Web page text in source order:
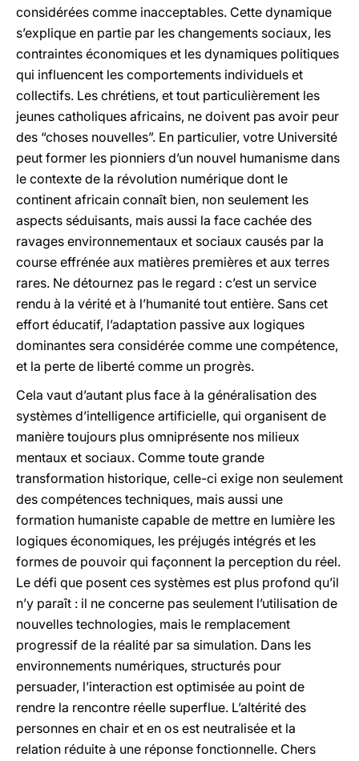
considérées comme inacceptables. Cette dynamique
s’explique en partie par les changements sociaux, les
contraintes économiques et les dynamiques politiques
qui influencent les comportements individuels et
collectifs. Les chrétiens, et tout particulièrement les
jeunes catholiques africains, ne doivent pas avoir peur
des “choses nouvelles”. En particulier, votre Université
peut former les pionniers d’un nouvel humanisme dans
le contexte de la révolution numérique dont le
continent africain connaît bien, non seulement les
aspects séduisants, mais aussi la face cachée des
ravages environnementaux et sociaux causés par la
course effrénée aux matières premières et aux terres
rares. Ne détournez pas le regard : c’est un service
rendu à la vérité et à l’humanité tout entière. Sans cet
effort éducatif, l’adaptation passive aux logiques
dominantes sera considérée comme une compétence,
et la perte de liberté comme un progrès.
Cela vaut d’autant plus face à la généralisation des
systèmes d’intelligence artificielle, qui organisent de
manière toujours plus omniprésente nos milieux
mentaux et sociaux. Comme toute grande
transformation historique, celle-ci exige non seulement
des compétences techniques, mais aussi une
formation humaniste capable de mettre en lumière les
logiques économiques, les préjugés intégrés et les
formes de pouvoir qui façonnent la perception du réel.
Le défi que posent ces systèmes est plus profond qu’il
n’y paraît : il ne concerne pas seulement l’utilisation de
nouvelles technologies, mais le remplacement
progressif de la réalité par sa simulation. Dans les
environnements numériques, structurés pour
persuader, l’interaction est optimisée au point de
rendre la rencontre réelle superflue. L’altérité des
personnes en chair et en os est neutralisée et la
relation réduite à une réponse fonctionnelle. Chers